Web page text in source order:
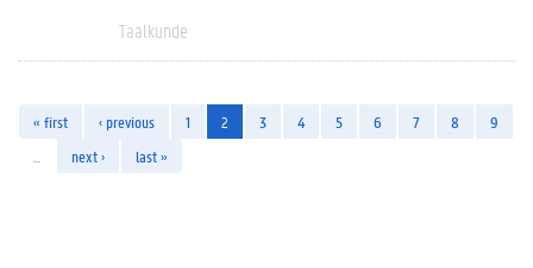
Taalkunde
« first ‹ previous 1 2 3 4 5 6 7 8
9
next › last »